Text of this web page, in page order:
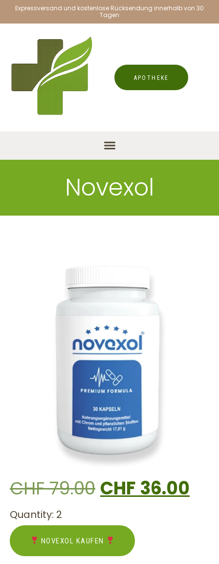
Expressversand und kostenlose Rücksendung innerhalb von 30
Tagen
APOTHEKE
Novexol
CHF79.00CHF36.00
Quantity: 2
NOVEXOL KAUFEN